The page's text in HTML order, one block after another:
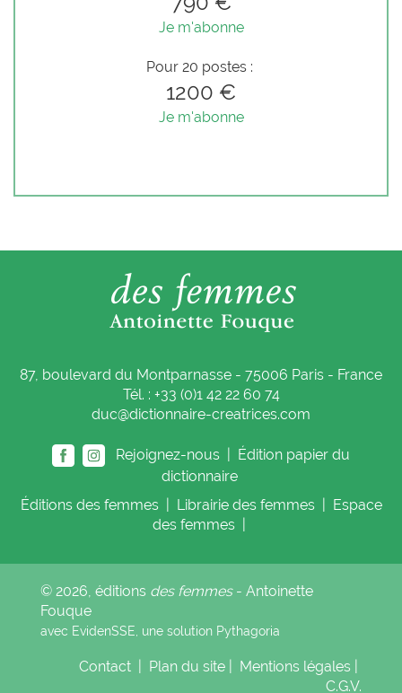
Je m'abonne
Pour 20 postes :
1200 €
Je m'abonne
87, boulevard du Montparnasse - 75006 Paris - France
Tél. : +33 (0)1 42 22 60 74
duc@dictionnaire-creatrices.com
Rejoignez-nous |
Édition papier du
dictionnaire
Éditions des femmes Librairie des femmes
Espace
des femmes
© 2026, éditions des femmes- Antoinette
Fouque
avec EvidenSSE, une solution Pythagoria
Contact Plan du site Mentions légales
C.G.V.